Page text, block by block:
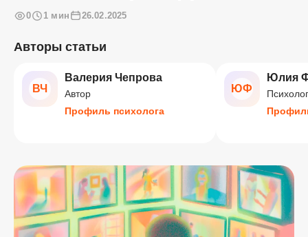
0 1 мин 26.02.2025
Авторы статьи
ВЧ
Валерия Чепрова
Автор
Профиль психолога
ЮФ
Юлия